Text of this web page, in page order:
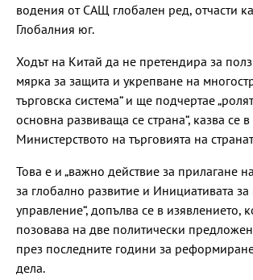
водения от САЩ глобален ред, отчасти
Глобалния юг.
Ходът на Китай да не претендира за
мярка за защита и укрепване на
търговска система“ и ще подчертае
основна развиваща се страна“, казва се
Министерството на търговията на
Това е и „важно действие за прилагане
за глобално развитие и Инициативата за
управление“, допълва се в изявлението,
позовава на две политически
през последните години за
дела.